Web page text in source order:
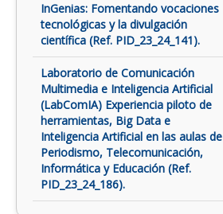
InGenias: Fomentando vocaciones
tecnológicas y la divulgación
científica (Ref. PID_23_24_141).
Laboratorio de Comunicación
Multimedia e Inteligencia Artificial
(LabComIA) Experiencia piloto de
herramientas, Big Data e
Inteligencia Artificial en las aulas de
Periodismo, Telecomunicación,
Informática y Educación (Ref.
PID_23_24_186).